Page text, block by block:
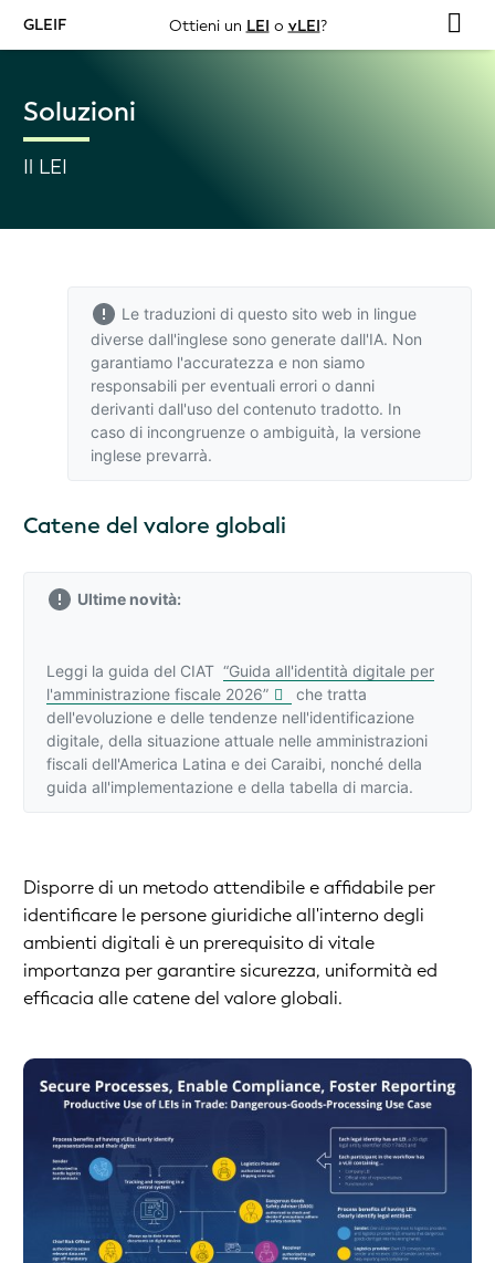
GLEIF Ottieni un LEI o vLEI?
Soluzioni
Il LEI
Le traduzioni di questo sito web in lingue
diverse dall'inglese sono generate dall'IA. Non
garantiamo l'accuratezza e non siamo
responsabili per eventuali errori o danni
derivanti dall'uso del contenuto tradotto. In
caso di incongruenze o ambiguità, la versione
inglese prevarrà.
Catene del valore globali
Ultime novità:
Leggi la guida del CIAT “Guida all'identità digitale per
l'amministrazione fiscale 2026”
che tratta
dell'evoluzione e delle tendenze nell'identificazione
digitale, della situazione attuale nelle amministrazioni
fiscali dell'America Latina e dei Caraibi, nonché della
guida all'implementazione e della tabella di marcia.
Disporre di un metodo attendibile e affidabile per
identificare le persone giuridiche all'interno degli
ambienti digitali è un prerequisito di vitale
importanza per garantire sicurezza, uniformità ed
efficacia alle catene del valore globali.